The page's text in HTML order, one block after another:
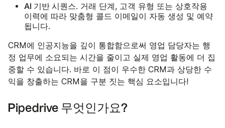
AI 기반 시퀀스. 거래 단계, 고객 유형 또는 상호작용
이력에 따라 맞춤형 콜드 이메일이 자동 생성 및 예약
됩니다.
CRM에 인공지능을 깊이 통합함으로써 영업 담당자는 행
정 업무에 소요되는 시간을 줄이고 실제 영업 활동에 더 집
중할 수 있습니다. 바로 이 점이 우수한 CRM과 상당한 수
익을 창출하는 CRM을 구분 짓는 핵심 요소입니다!
Pipedrive 무엇인가요?